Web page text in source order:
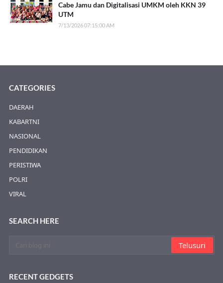
Cabe Jamu dan Digitalisasi UMKM oleh KKN 39
UTM
7/13/2026 07:15:00 AM
CATEGORIES
DAERAH
KABARTNI
NASIONAL
PENDIDIKAN
PERISTIWA
POLRI
VIRAL
SEARCH HERE
RECENT GEDGETS